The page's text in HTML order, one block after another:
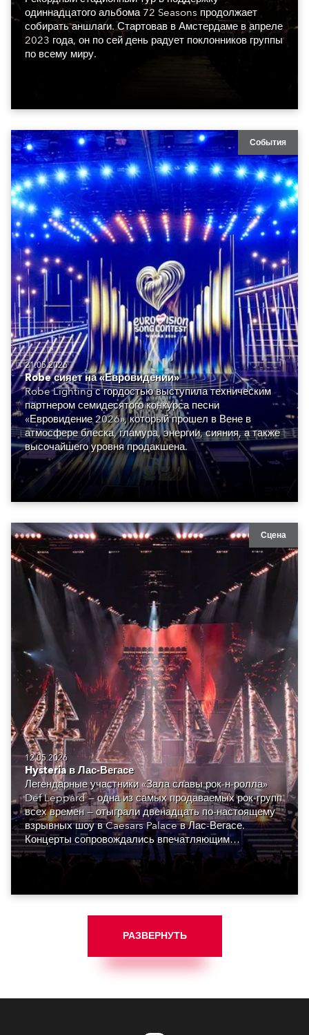
одиннадцатого альбома 72 Seasons продолжает
собирать аншлаги. Стартовав в Амстердаме в апреле
2023 года, он по сей день радует поклонников группы
по всему миру.
События
21.05.2026
Robe сияет на «Евровидении»
Robe Lighting с гордостью выступила техническим
партнером семидесятого конкурса песни
«Евровидение 2026», который прошел в Вене в
атмосфере блеска, гламура, энергии, сияния, а также
высочайшего уровня продакшена.
Сцена
12.05.2026
Hysteria в Лас-Вегасе
Легендарные участники «Зала славы рок-н-ролла»
Def Leppard — одна из самых продаваемых рок-групп
всех времен — отыграли двенадцать по-настоящему
взрывных шоу в Caesars Palace в Лас-Вегасе.
Концерты сопровождались впечатляющим
визуальным оформлением, созданным монреальской
Luz Studio.
РАЗВЕРНУТЬ